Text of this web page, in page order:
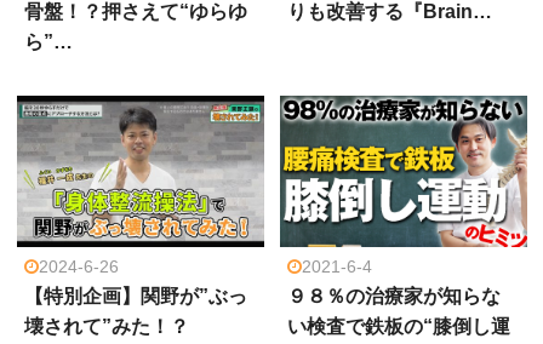
骨盤！？押さえて“ゆらゆ
ら”…
りも改善する『Brain…
2024-6-26
【特別企画】関野が”ぶっ
壊されて”みた！？
2021-6-4
９８％の治療家が知らな
い検査で鉄板の“膝倒し運